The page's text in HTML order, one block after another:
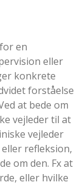
en
eller
konkrete
forståelse
at bede om
vejleder til at
vejleder
refleksion,
om den. Fx at
eller hvilke